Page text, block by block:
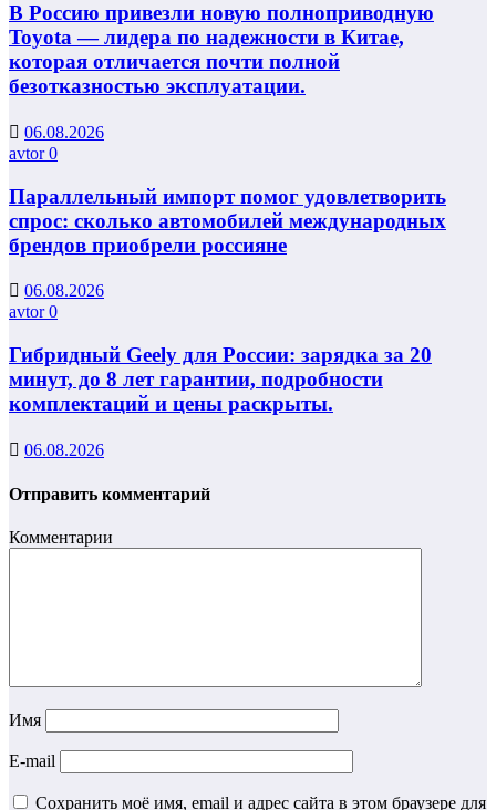
В Россию привезли новую полноприводную
Toyota — лидера по надежности в Китае,
которая отличается почти полной
безотказностью эксплуатации.
06.08.2026
avtor0
Параллельный импорт помог удовлетворить
спрос: сколько автомобилей международных
брендов приобрели россияне
06.08.2026
avtor0
Гибридный Geely для России: зарядка за 20
минут, до 8 лет гарантии, подробности
комплектаций и цены раскрыты.
06.08.2026
Отправить комментарий
Комментарии
Имя
E-mail
Сохранить моё имя, email и адрес сайта в этом браузере для